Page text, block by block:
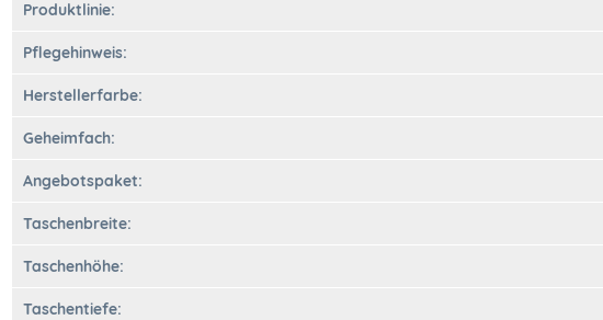
Produktlinie:
Pflegehinweis:
Herstellerfarbe:
Geheimfach:
Angebotspaket:
Taschenbreite:
Taschenhöhe:
Taschentiefe: